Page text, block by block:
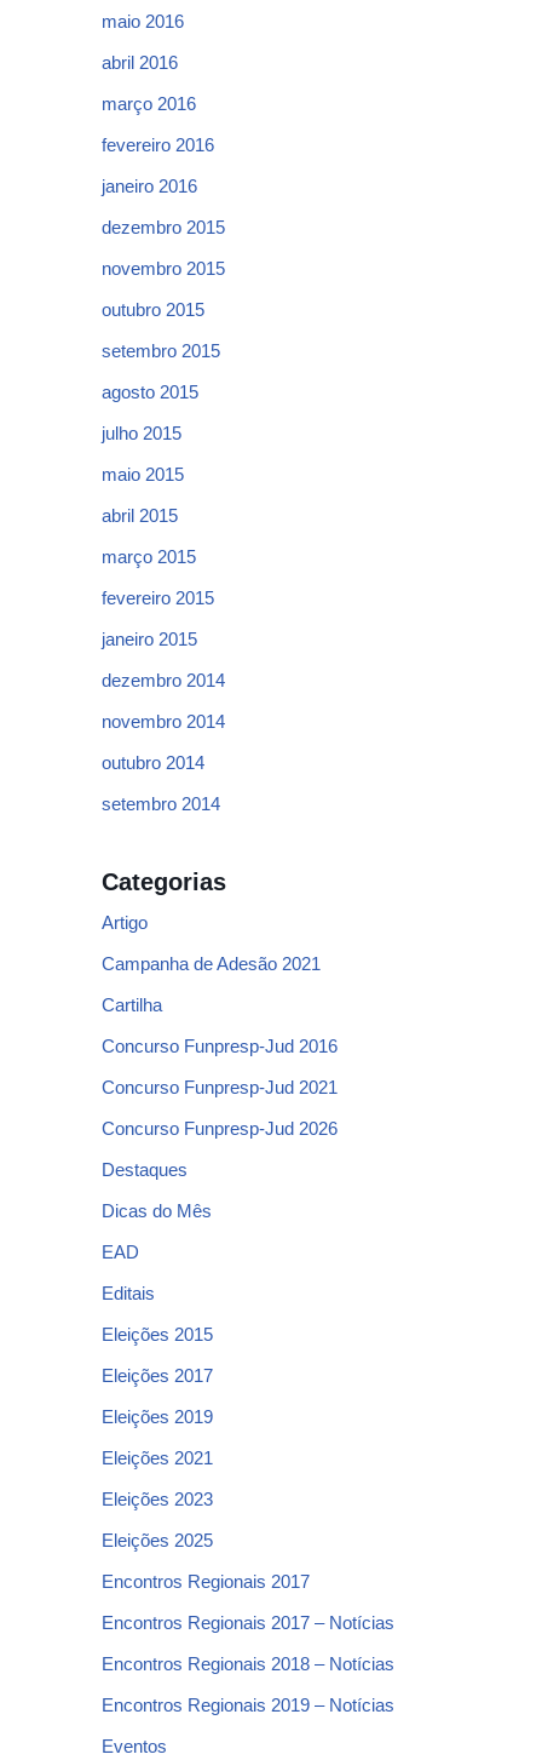
maio 2016
abril 2016
março 2016
fevereiro 2016
janeiro 2016
dezembro 2015
novembro 2015
outubro 2015
setembro 2015
agosto 2015
julho 2015
maio 2015
abril 2015
março 2015
fevereiro 2015
janeiro 2015
dezembro 2014
novembro 2014
outubro 2014
setembro 2014
Categorias
Artigo
Campanha de Adesão 2021
Cartilha
Concurso Funpresp-Jud 2016
Concurso Funpresp-Jud 2021
Concurso Funpresp-Jud 2026
Destaques
Dicas do Mês
EAD
Editais
Eleições 2015
Eleições 2017
Eleições 2019
Eleições 2021
Eleições 2023
Eleições 2025
Encontros Regionais 2017
Encontros Regionais 2017 – Notícias
Encontros Regionais 2018 – Notícias
Encontros Regionais 2019 – Notícias
Eventos